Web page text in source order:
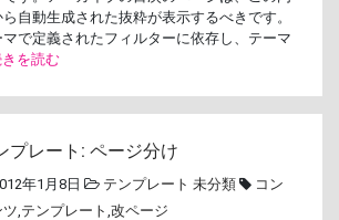
自動生成された抜粋が表示するべきです。
マで定義されたフィルターに依存し、テーマ
を読む
プレート: ページ分け
年1月8日 テンプレート 未分類
コン
ツ,テンプレート ,改ページ